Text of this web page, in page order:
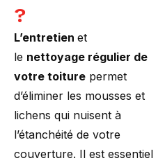
?
L’entretien et
le nettoyage régulier de
votre toiture permet
d’éliminer les mousses et
lichens qui nuisent à
l’étanchéité de votre
couverture. Il est essentiel